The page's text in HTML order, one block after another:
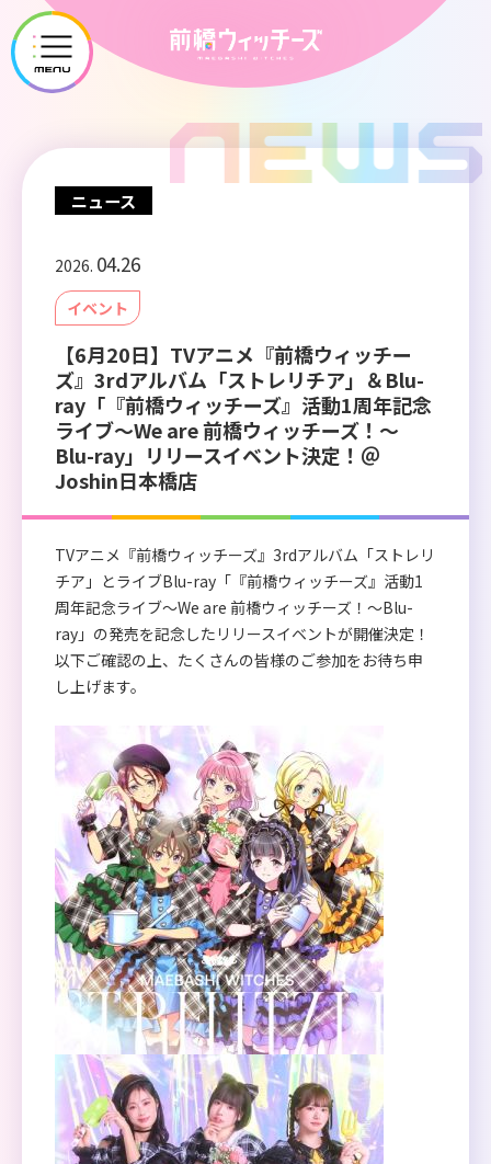
メ
ニ
ー
ニュース
2026. 04.26
イベント
【6月20日】TVアニメ『前橋ウィッチー
ズ』3rdアルバム「ストレリチア」＆Blu-
ray「『前橋ウィッチーズ』活動1周年記念
ライブ～We are 前橋ウィッチーズ！～
Blu-ray」リリースイベント決定！＠
Joshin日本橋店
TVアニメ『前橋ウィッチーズ』3rdアルバム「ストレリ
チア」とライブBlu-ray「『前橋ウィッチーズ』活動1
周年記念ライブ～We are 前橋ウィッチーズ！～Blu-
ray」の発売を記念したリリースイベントが開催決定！
以下ご確認の上、たくさんの皆様のご参加をお待ち申
し上げます。